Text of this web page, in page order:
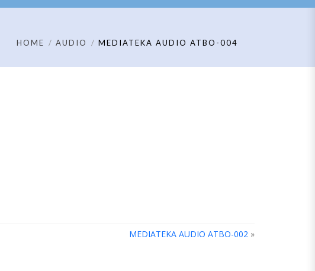
HOME AUDIO MEDIATEKA AUDIO ATBO-004
MEDIATEKA AUDIO ATBO-002 »